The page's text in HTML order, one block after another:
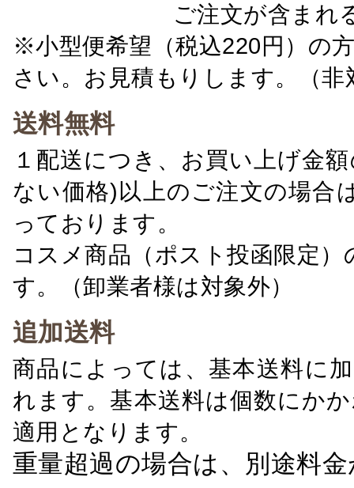
ご注文が含ま
※小型便希望（税込220円）の
さい。お見積もりします。（非
送料無料
１配送につき、お買い上げ金
ない価格)以上のご注文の場合
っております。
コスメ商品（ポスト投函限定
す。（卸業者様は対象外）
追加送料
商品によっては、基本送料に
れます。基本送料は個数にか
適用となります。
重量超過の場合は、別途料